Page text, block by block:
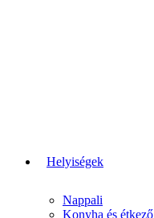
Helyiségek
Nappali
Konyha és étkező